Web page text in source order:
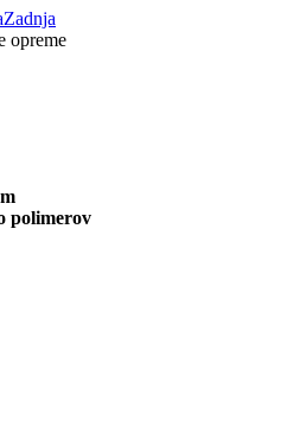
Zadnja
opreme
polimerov